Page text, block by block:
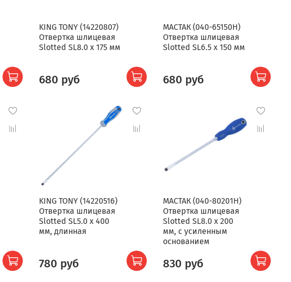
KING TONY (14220807)
Отвертка шлицевая
Slotted SL8.0 x 175 мм
680 руб
МАСТАК (040-65150H)
Отвертка шлицевая
Slotted SL6.5 x 150 мм
680 руб
KING TONY (14220516)
Отвертка шлицевая
Slotted SL5.0 x 400
мм, длинная
780 руб
МАСТАК (040-80201H)
Отвертка шлицевая
Slotted SL8.0 x 200
мм, с усиленным
основанием
830 руб